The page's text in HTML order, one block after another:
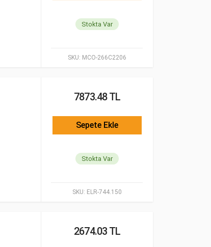
SKU: MCO-266C2206
Stokta Var
SKU: ELR-744.150
7873.48 TL
Sepete Ekle
Stokta Var
2674.03 TL